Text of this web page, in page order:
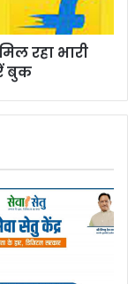
रहा भारी
बुक